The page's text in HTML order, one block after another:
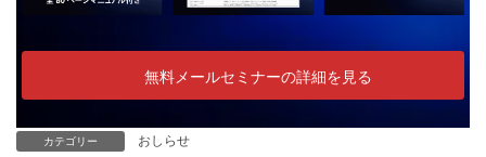
無料メールセミナーの詳細を見る
カテゴリー おしらせ